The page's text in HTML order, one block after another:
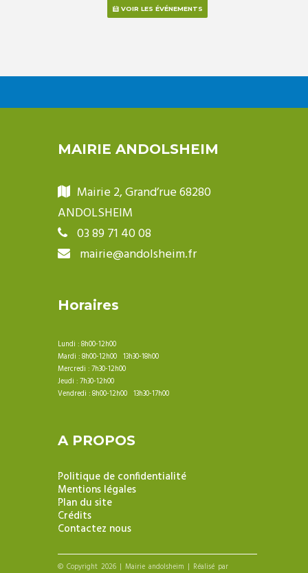
VOIR LES ÉVÉNEMENTS
MAIRIE ANDOLSHEIM
Mairie 2, Grand’rue 68280
ANDOLSHEIM
03 89 71 40 08
mairie@andolsheim.fr
Horaires
Lundi : 8h00-12h00
Mardi : 8h00-12h00 13h30-18h00
Mercredi : 7h30-12h00
Jeudi : 7h30-12h00
Vendredi : 8h00-12h00 13h30-17h00
A PROPOS
Politique de confidentialité
Mentions légales
Plan du site
Crédits
Contactez nous
© Copyright 2026 | Mairie andolsheim | Réalisé par